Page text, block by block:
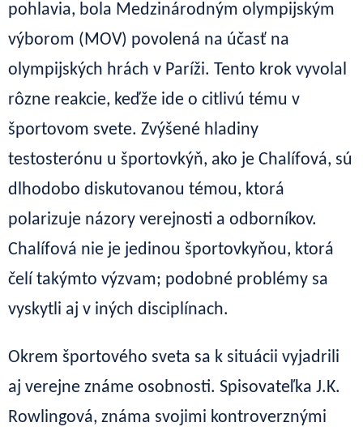
pohlavia, bola Medzinárodným olympijským
výborom (MOV) povolená na účasť na
olympijských hrách v Paríži. Tento krok vyvolal
rôzne reakcie, keďže ide o citlivú tému v
športovom svete. Zvýšené hladiny
testosterónu u športovkýň, ako je Chalífová, sú
dlhodobo diskutovanou témou, ktorá
polarizuje názory verejnosti a odborníkov.
Chalífová nie je jedinou športovkyňou, ktorá
čelí takýmto výzvam; podobné problémy sa
vyskytli aj v iných disciplínach.
Okrem športového sveta sa k situácii vyjadrili
aj verejne známe osobnosti. Spisovateľka J.K.
Rowlingová, známa svojimi kontroverznými